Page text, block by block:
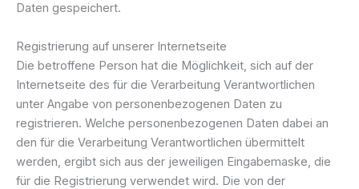
Daten gespeichert.
Registrierung auf unserer Internetseite
Die betroffene Person hat die Möglichkeit, sich auf der
Internetseite des für die Verarbeitung Verantwortlichen
unter Angabe von personenbezogenen Daten zu
registrieren. Welche personenbezogenen Daten dabei an
den für die Verarbeitung Verantwortlichen übermittelt
werden, ergibt sich aus der jeweiligen Eingabemaske, die
für die Registrierung verwendet wird. Die von der